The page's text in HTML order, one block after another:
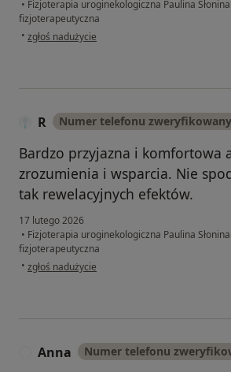
• Fizjoterapia uroginekologiczna Paulina Słonina
fizjoterapeutyczna
• w opinii użytkownika Zocha
zgłoś nadużycie
R Numer telefonu zweryfikowany
Bardzo przyjazna i komfortowa
zrozumienia i wsparcia. Nie
tak rewelacyjnych efektów.
17 lutego 2026
• Fizjoterapia uroginekologiczna Paulina Słonina
fizjoterapeutyczna
• w opinii użytkownika R
zgłoś nadużycie
Anna Numer telefonu